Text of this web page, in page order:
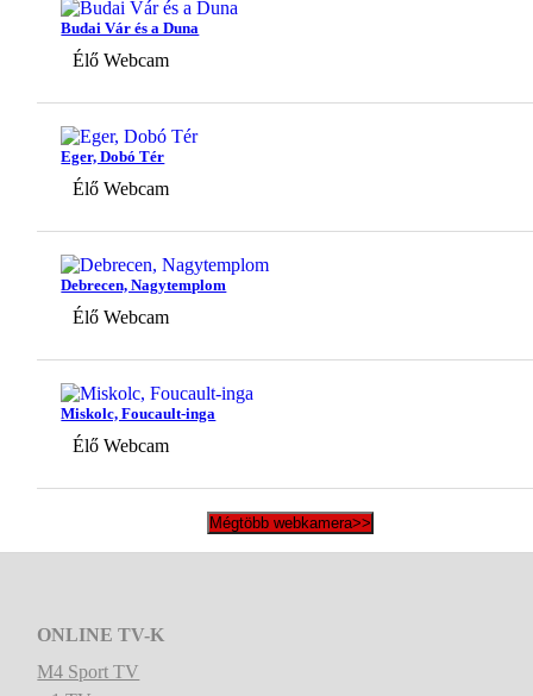
Budai Vár és a Duna
Élő Webcam
Eger, Dobó Tér
Élő Webcam
Debrecen, Nagytemplom
Élő Webcam
Miskolc, Foucault-inga
Élő Webcam
Mégtöbb webkamera>>
ONLINE TV-K
M4 Sport TV